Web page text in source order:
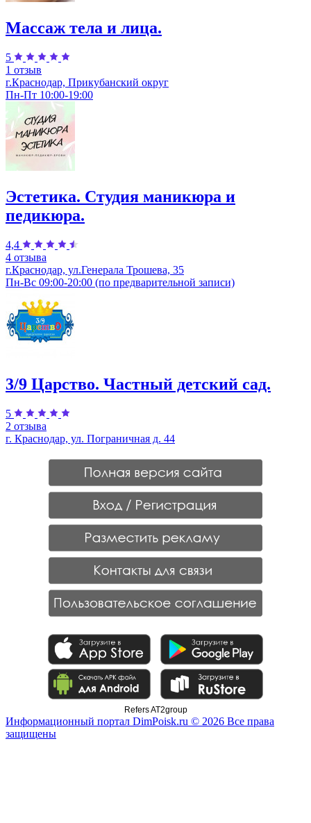
Массаж тела и лица.
5
1 отзыв
г.Краснодар, Прикубанский округ
Пн-Пт 10:00-19:00
Эстетика. Студия маникюра и
педикюра.
4,4
4 отзыва
г.Краснодар, ул.Генерала Трошева, 35
Пн-Вс 09:00-20:00 (по предварительной записи)
3/9 Царство. Частный детский сад.
5
2 отзыва
г. Краснодар, ул. Пограничная д. 44
Refers AT2group
Информационный портал DimPoisk.ru © 2026 Все права
защищены